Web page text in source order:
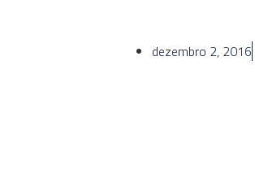
dezembro 2, 2016